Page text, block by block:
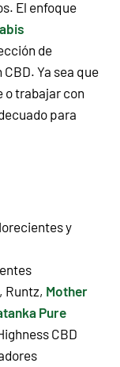
El enfoque
de
Ya sea que
o trabajar con
para
y
, Runtz, Mother
Pure
CBD